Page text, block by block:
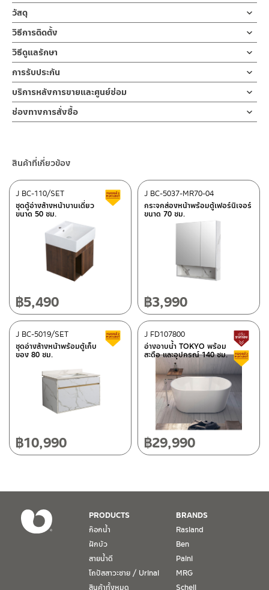
อ่างล้างหน้าเซรามิค ขนาดกว้าง 80 ซม. แบบมีรูก๊อกน้ำและมีรูน้ำล้น
ภายในอ่างลึก 12 ซม. ออกแบบให้ขอบอ่างมีที่พักของได้เล็กน้อย ทั้ง
ด้านขอบ 3 ด้าน ขอบอ่างติดกันกำแพงออกแบบให้มีความสูงขึ้นมา
เพื่อไม่ให้น้ำไหลลงซอกที่ติดกับกำแพงผลิตจากเซรามิคเคลือบ ผ่าน
การเผาด้วยอุณหภูมิ 200 องศาเซลเซียส ทำให้ไม่เหลือความชื้น จึงรับ
ประกัน ไม่ร้าวหรือรานตลอดอายุการใช้งาน
ตู้เฟอร์นิเจอร์เก็บของใต้อ่างล้างหน้า ขนาด 79 x 45 x 46 ซม. สีน้ำตาล
เข้ม แบบบานเปิด-ปิด 2 บาน สวิงเปิดซ้ายและขวา ด้วยบานพับแบบ
Soft closed ปิดนุ่มนวลไม่กระแทกให้เกิดเสียงดัง ด้านในเป็นตู้โล่ง ผลิต
ของที่ใช้ประจำวัน ทำให้ห้องน้ำดูเรียบร้อย สวยงาม เพราะมีบานเปิด 2
บาน ด้วยระบบ Soft closed ด้านในตู้โล่ง สามารถวางสิ่งของที่มีความ
สูง หรือ กว้างได้ภายใน ขนาดความสูงประมาณ 33 ซม. ชุดตู้
อ่างล้างหน้ามีสีน้ำตาล ลายไม้เข้ม ให้ความสวยงามและความรู้สึกที่
หรูหรา และทันสมัย เนื่องจาก บานเปิด ไม่มีมือจับ ให้ความรู้สึกแบบเรียบ
ใช้ต่อเนื่องได้กับสินค้า ก๊อกอ่างล้างหน้า , ท่อน้ำทิ้ง , สายน้ำดี, สต๊อ
วัสดุ
ในชุดประกอบด้วย
1.อ่างล้างหน้าเซรามิค รหัสJ 8008000
ผลิตจาก เซรามิคเคลือบ
2.ตู้ล้างหน้าเก็บของ รหัส J 880-MCB
ผลิตจาก PLYWOOD ปิดผิวด้วยเมลามีนวีเนียร์
แนะนำซื้อเพิ่ม คู่กับ
วิธีการติดตั้ง
คลิ๊กเพื่อดูคู่มือการติดตั้ง
ข้อควรระวังในการติดตั้งความเสี่ยงซึ่งอาจทำให้ได้รับบาดเจ็บหรือ
ผลิตภัณฑ์ชำรุด
3.1 ความเสี่ยงซึ่งอาจได้รับบาดเจ็บกับอ่างล้างหน้า ซึ่งมีน้ำหนักมาก
ห้ามยกหรือติดตั้งโดยไม่มีผู้ช่วยติดตั้ง
3.2 พื้นผนังต้องตั้งฉากและได้ระดับ ผนังควรมีความแข็งแรง สามารถ
3.4 วัดความสูงจากพื้นที่จะติดตั้งตู้ วัดจากพพื้น 85-90 ซม. ที่แนะนำ
Installation preparation
3.1 Be careful when moving the heavy objects. Please ask
for assistant.
3.2 The wall must be flat and built in vertically balance. The
wall must be strong and thick enough to hold the cabinet
and ceramic basic.
3.3 The standard height of the drain hole should be around
3.4 The standard height of the basin should be around 89-90
cms. from the ground.
ก่อนการติดตั้ง
กรุณา อ่านคู่มือและคำเตือนต่างๆในคู่มือด้านบน หากพบความแปลก
ปลอม หรือ สินค้าชำรุด เสียหาย อย่าเพิ่งติดตั้ง กรุณาติกต่อร้านค้าที่ซื้อ
Prior to installation
It is important that product is unpacked and inspected for
any damage, defects and that the product supplied is
correct. If any of the above is apparent, do not proceed
with this installation, and immediately contact the store of
วิธีดูแลรักษา
ข้อห้ามในการใช้งาน
1.1 ห้ามโยนของแข็งลงบนอ่างล้างหน้า
1.2 ห้ามใช้ฝอยเหล็ก แปรงลวดหรือแผ่นฟองน้ำขัดถูแบบหยาบอาจ
ทำให้ผิวเคลือบเสียได้
1.2 DO not scrub by using hard or rough objects on the
ceramic or cabinet.
ข้อแนะนำในการดูแลรักษา
2.1 ระวังอย่าทิ้งคราบไว้สกปรกไว้บนพื้นผิวสุขภัณฑ์เป็นเวลานาน
2.2 เทคนิคการทำความสะอาดที่ดีคือล้างน้ำ ทำความความสะอาดและเช็ค
ผิวสุขภัณฑ์ให้แห้งหลังใช้งาน
2.3 เพื่อยืดอายุการใช้งานที่ยาวนาน ควรติดตั้งในโซนที่แห้งหรือไม่ควร
โดนน้ำมากเกินไป
2.1 Do not leave stain on the cabinet or ceramic basin for
long time.
2.2 Please use normal water to clean the basin and the
cabinet and wipe to dry after each use.
2.3 To maintain the cabinet in a good condition, do not put
the cabinet soak with water. Do put in a dry place.
การรับประกัน
รับประกันอ่างเซรามิค ไม่ร้าวราน ตลอดอายุการใช้งาน
บริการหลังการขายและศูนย์ซ่อม
ช่องทางออนไลน์
– Email: contact@charnpaiboon.com
ศูนย์บริการและอะไหล่ กรุงเทพฯ
662/61-62 ถนน พระราม3 แขวงบางโพงพาง เขตยานนาวา กรุงเทพฯ
โทร: 02-358-0080 / 080-075-8668 / 091-545-0556
ศูนย์บริการและอะไหล่ เชียงใหม่
118/33 โครงการอรสิริน ม.8 ต.สันปูเลย อ.ดอยสะเก็ด เชียงใหม่
โทร: 080-075-2626
วันจันทร์ – วันศุกร์ เวลา 8:30-17:30 น.
วันเสาร์ เวลา 8:30-15:00 น.
1. การรับประกัน จะต้องมีหลักฐานการซื้อ หรือ ใบเสร็จ โดยทางบริษัทฯ
ขอตรวจสอบโดยนับวันซื้อขายเป็นสำคัญ ทางบริษัทฯ ไม่สามารถให้
เงื่อนไขการรับประกันสินค้าได้ หากไม่มีเอกสารดังกล่าว
2. การรับประกันสินค้า จะรับประกันฉพาะสินค้าที่อยู่ในสภาพการใช้งาน
ช่องทางการสั่งซื้อ
– Shopee
–Lazada
ติดต่อพนักงานขาย / Contact Sales Staff
โทร: 02-285-5795
@charnpaiboon.sales
ติดต่อ ชาญไพบูลย์ / Contact Us คลิกที่นี่
สินค้าที่เกี่ยวข้อง
ชุดตู้อ่างล้างหน้าบานเดี่ยว
ขนาด 50 ซม.
J BC-110/SET สินค้าลดราคา เคลียร์สต็อก
฿5,490
กระจกส่องหน้าพร้อมตู้เฟอร์นิเจอร์
ขนาด 70 ซม.
J BC-5037-MR70-04
฿3,990
ชุดอ่างล้างหน้าพร้อมตู้เก็บ
ของ 80 ซม.
J BC-5019/SET สินค้าลดราคา เคลียร์สต็อก
฿10,990
อ่างอาบน้ำ TOKYO พร้อม
สะดือ และอุปกรณ์ 140 ซม.
J FD107800
฿29,990
PRODUCTS
ก๊อกน้ำ
ฝักบัว
สายน้ำดี
โถปัสสาวะชาย / Urinal
BRANDS
Rasland
Ben
Paini
MRG